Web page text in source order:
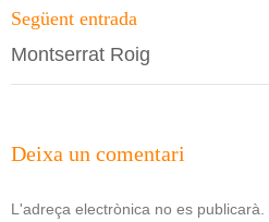
entrades
Següent entrada
Montserrat Roig
Deixa un comentari
L'adreça electrònica no es publicarà.